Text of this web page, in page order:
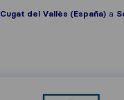
del Vallès (España) a